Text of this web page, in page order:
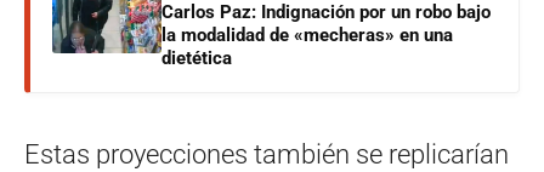
Carlos Paz: Indignación por un robo bajo
la modalidad de «mecheras» en una
dietética
Estas proyecciones también se replicarían